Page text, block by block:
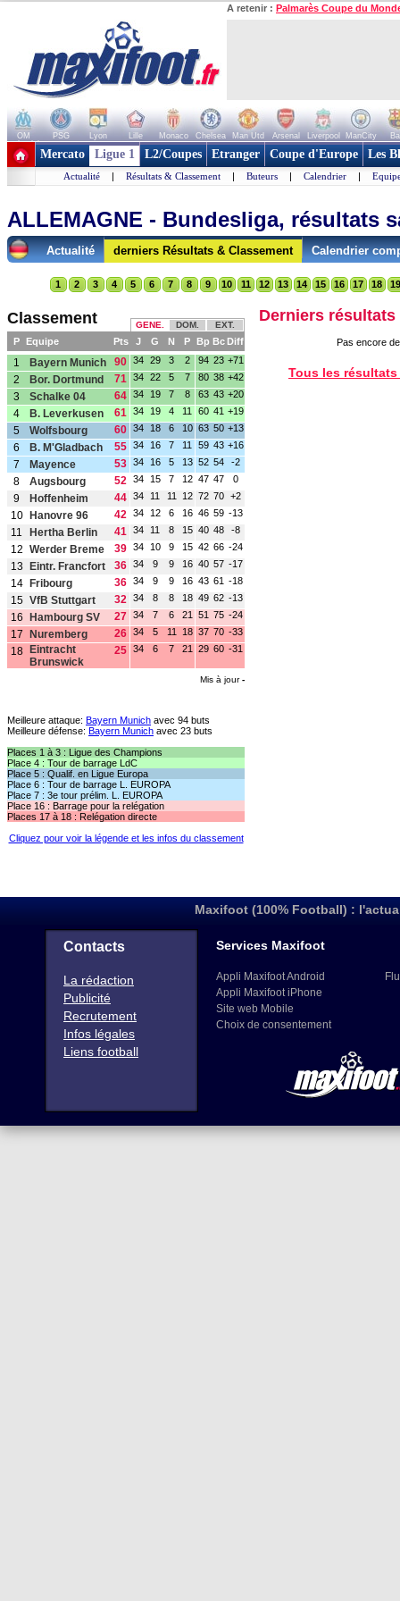
A retenir : Palmarès Coupe du
OM PSG Lyon Lille Monaco Chelsea Man Utd Arsenal Liverpool ManCity
+ de clubs
Mercato Ligue 1 L2/Coupes Etranger Coupe d'Europe Les
Actualité | Résultats & Classement | Buteurs | Calendrier |
ALLEMAGNE - Bundesliga, résultats
Actualité derniers Résultats & Classement Calendrier
1 2 3 4 5 6 7 8 9 10 11 12 13 14 15 16 17 18 19
Classement GENE. DOM. EXT.
P Equipe Pts J G N P Bp Bc Diff
1 Bayern Munich 90 34 29 3 2 94 23 +71
2 Bor. Dortmund 71 34 22 5 7 80 38 +42
3 Schalke 04 64 34 19 7 8 63 43 +20
4 B. Leverkusen 61 34 19 4 11 60 41 +19
5 Wolfsbourg 60 34 18 6 10 63 50 +13
6 B. M'Gladbach 55 34 16 7 11 59 43 +16
7 Mayence 53 34 16 5 13 52 54 -2
8 Augsbourg 52 34 15 7 12 47 47 0
9 Hoffenheim 44 34 11 11 12 72 70 +2
10 Hanovre 96 42 34 12 6 16 46 59 -13
11 Hertha Berlin 41 34 11 8 15 40 48 -8
12 Werder Breme 39 34 10 9 15 42 66 -24
13 Eintr. Francfort 36 34 9 9 16 40 57 -17
14 Fribourg 36 34 9 9 16 43 61 -18
15 VfB Stuttgart 32 34 8 8 18 49 62 -13
16 Hambourg SV 27 34 7 6 21 51 75 -24
17 Nuremberg 26 34 5 11 18 37 70 -33
18
Eintracht
Brunswick
25 34 6 7 21 29 60 -31
Mis à jour-
Meilleure attaque: Bayern Munich avec 94 buts
Meilleure défense: Bayern Munich avec 23 buts
Places 1 à 3 : Ligue des Champions
Place 4 : Tour de barrage LdC
Place 5 : Qualif. en Ligue Europa
Place 6 : Tour de barrage L. EUROPA
Place 7 : 3e tour prélim. L. EUROPA
Place 16 : Barrage pour la relégation
Places 17 à 18 : Relégation directe
Cliquez pour voir la légende et les infos du classement
Derniers résultats
Pas encore
Tous les
Maxifoot (100% Football) :
Contacts
La rédaction
Publicité
Recrutement
Infos légales
Liens football
Services Maxifoot
Appli Maxifoot Android
Appli Maxifoot iPhone
Site web Mobile
Choix de consentement